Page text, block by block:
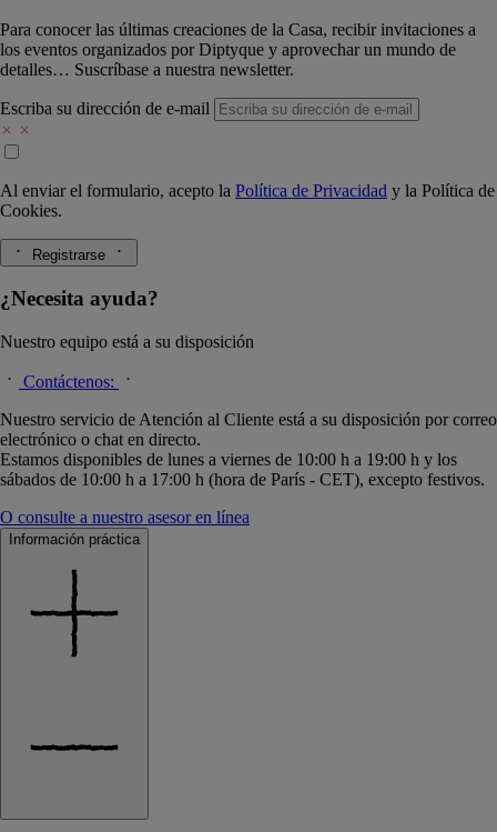
Para conocer las últimas creaciones de la Casa, recibir invitaciones a
los eventos organizados por Diptyque y aprovechar un mundo de
detalles… Suscríbase a nuestra newsletter.
Escriba su dirección de e-mail
Al enviar el formulario, acepto la Política de Privacidad y la Política de
Cookies.
Registrarse
¿Necesita ayuda?
Nuestro equipo está a su disposición
Contáctenos:
Nuestro servicio de Atención al Cliente está a su disposición por correo
electrónico o chat en directo.
Estamos disponibles de lunes a viernes de 10:00 h a 19:00 h y los
sábados de 10:00 h a 17:00 h (hora de París - CET), excepto festivos.
O consulte a nuestro asesor en línea
Información práctica